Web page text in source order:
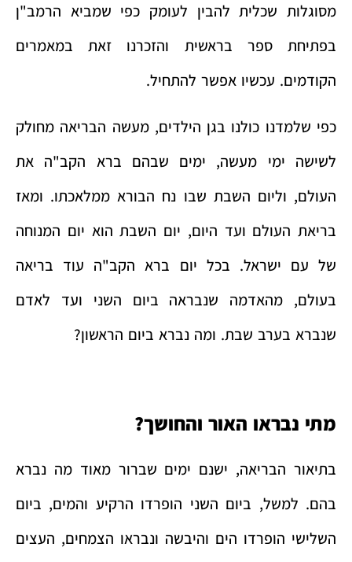
מסוגלות שכלית להבין לעומק כפי שמביא הרמב"ן
בפתיחת ספר בראשית והזכרנו זאת במאמרים
הקודמים. עכשיו אפשר להתחיל.
כפי שלמדנו כולנו בגן הילדים, מעשה הבריאה מחולק
לשישה ימי מעשה, ימים שבהם ברא הקב"ה את
העולם, וליום השבת שבו נח הבורא ממלאכתו. ומאז
בריאת העולם ועד היום, יום השבת הוא יום המנוחה
של עם ישראל. בכל יום ברא הקב"ה עוד בריאה
בעולם, מהאדמה שנבראה ביום השני ועד לאדם
שנברא בערב שבת. ומה נברא ביום הראשון?
מתי נבראו האור והחושך?
בתיאור הבריאה, ישנם ימים שברור מאוד מה נברא
בהם. למשל, ביום השני הופרדו הרקיע והמים, ביום
השלישי הופרדו הים והיבשה ונבראו הצמחים, העצים